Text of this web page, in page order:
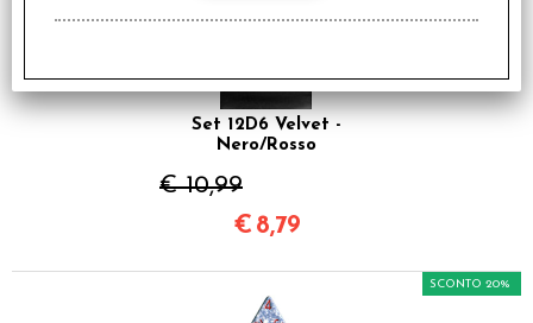
Set 12D6 Velvet -
Nero/Rosso
€ 10,99
€ 8,79
SCONTO 20%